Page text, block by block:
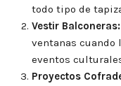
todo tipo de
Vestir Balconeras:
ventanas cuando
eventos
Proyectos